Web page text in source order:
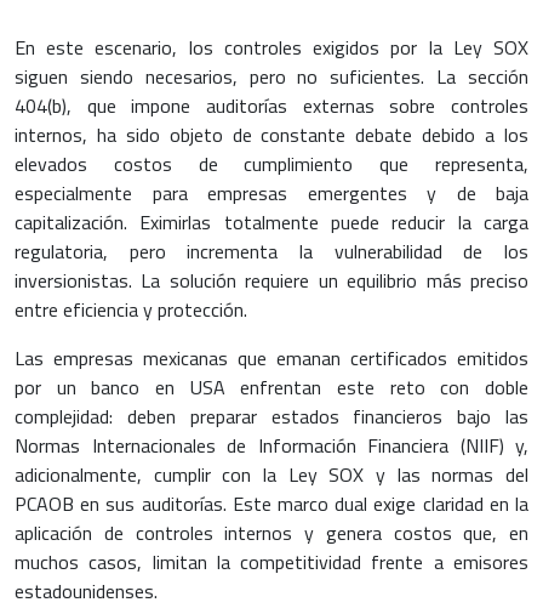
En este escenario, los controles exigidos por la Ley SOX
siguen siendo necesarios, pero no suficientes. La sección
404(b), que impone auditorías externas sobre controles
internos, ha sido objeto de constante debate debido a los
elevados costos de cumplimiento que representa,
especialmente para empresas emergentes y de baja
capitalización. Eximirlas totalmente puede reducir la carga
regulatoria, pero incrementa la vulnerabilidad de los
inversionistas. La solución requiere un equilibrio más preciso
entre eficiencia y protección.
Las empresas mexicanas que emanan certificados emitidos
por un banco en USA enfrentan este reto con doble
complejidad: deben preparar estados financieros bajo las
Normas Internacionales de Información Financiera (NIIF) y,
adicionalmente, cumplir con la Ley SOX y las normas del
PCAOB en sus auditorías. Este marco dual exige claridad en la
aplicación de controles internos y genera costos que, en
muchos casos, limitan la competitividad frente a emisores
estadounidenses.